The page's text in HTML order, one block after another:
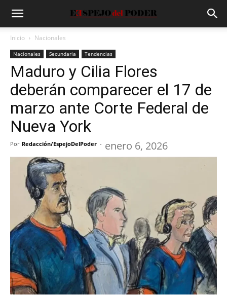
Inicio Nacionales
Nacionales Secundaria Tendencias
Maduro y Cilia Flores
deberán comparecer el 17 de
marzo ante Corte Federal de
Nueva York
Por Redacción/EspejoDelPoder - enero 6, 2026